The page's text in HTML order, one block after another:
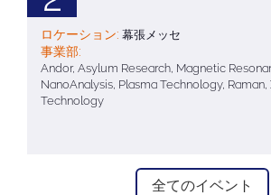
ロケーション: 幕張メッセ
事業部:
Andor, Asylum Research, Magnetic
NanoAnalysis, Plasma Technology, Raman,
Technology
全てのイベント